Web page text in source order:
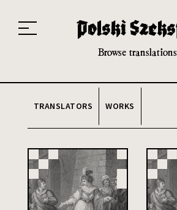
20th and 21st century module
Browse translations
TRANSLATORS WORKS